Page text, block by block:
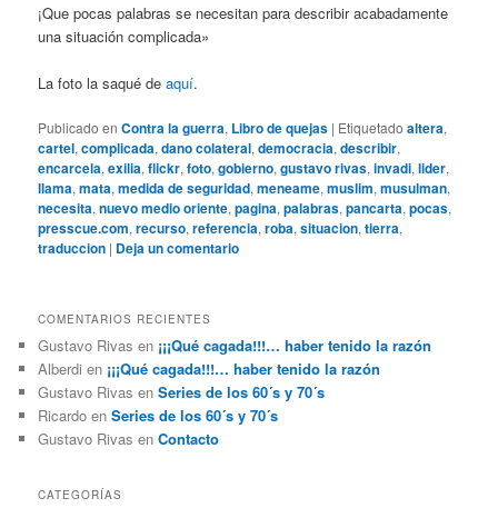
¡Que pocas palabras se necesitan para describir acabadamente
una situación complicada»
La foto la saqué deaquí.
Publicado en Contra la guerra, Libro de quejas | Etiquetado altera,
cartel,complicada,dano colateral,democracia,describir,
encarcela,exilia,flickr,foto,gobierno,gustavo rivas,invadi,lider,
llama,mata,medida de seguridad,meneame,muslim,musulman,
necesita,nuevo medio oriente,pagina,palabras,pancarta,pocas,
presscue.com,recurso,referencia,roba,situacion,tierra,
traduccion | Deja un comentario
COMENTARIOS RECIENTES
Gustavo Rivas en ¡¡¡Qué cagada!!!… haber tenido la razón
Alberdi en ¡¡¡Qué cagada!!!… haber tenido la razón
Gustavo Rivas enSeries de los 60´s y 70´s
Ricardo enSeries de los 60´s y 70´s
Gustavo Rivas enContacto
CATEGORÍAS